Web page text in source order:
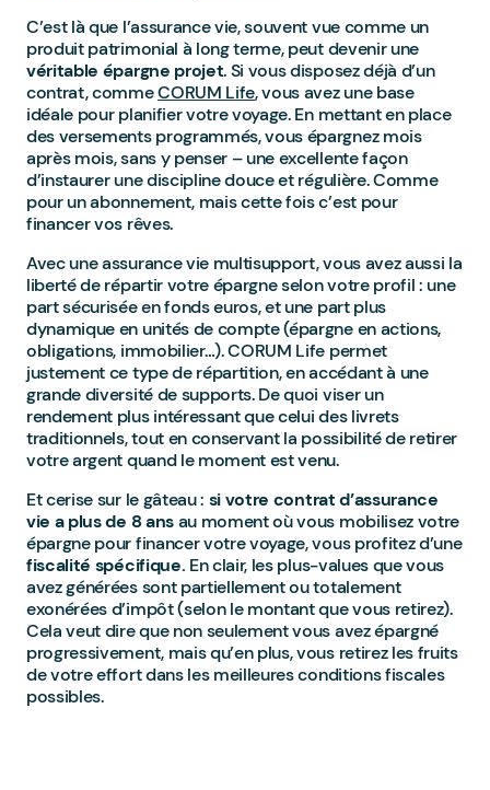
C’est là que l’assurance vie, souvent vue comme un
produit patrimonial à long terme, peut devenir une
véritable épargne projet. Si vous disposez déjà d’un
contrat, commeCORUM Life, vous avez une base
idéale pour planifier votre voyage. En mettant en place
des versements programmés, vous épargnez mois
après mois, sans y penser – une excellente façon
d’instaurer une discipline douce et régulière. Comme
pour un abonnement, mais cette fois c’est pour
financer vos rêves.
Avec une assurance vie multisupport, vous avez aussi la
liberté de répartir votre épargne selon votre profil : une
part sécurisée en fonds euros, et une part plus
dynamique en unités de compte (épargne en actions,
obligations, immobilier…). CORUM Life permet
justement ce type de répartition, en accédant à une
grande diversité de supports. De quoi viser un
rendement plus intéressant que celui des livrets
traditionnels, tout en conservant la possibilité de retirer
votre argent quand le moment est venu.
Et cerise sur le gâteau : si votre contrat d’assurance
vie a plus de 8 ansau moment où vous mobilisez votre
épargne pour financer votre voyage, vous profitez d’une
fiscalité spécifique. En clair, les plus-values que vous
avez générées sont partiellement ou totalement
exonérées d’impôt (selon le montant que vous retirez).
Cela veut dire que non seulement vous avez épargné
progressivement, mais qu’en plus, vous retirez les fruits
de votre effort dans les meilleures conditions fiscales
possibles.